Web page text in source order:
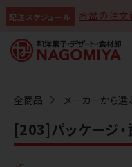
配送スケジュール お盆の注文
全商品 メーカーから選
[203]パッケージ・
なごみやAIガイド
AIがなごみやの使い方をお答